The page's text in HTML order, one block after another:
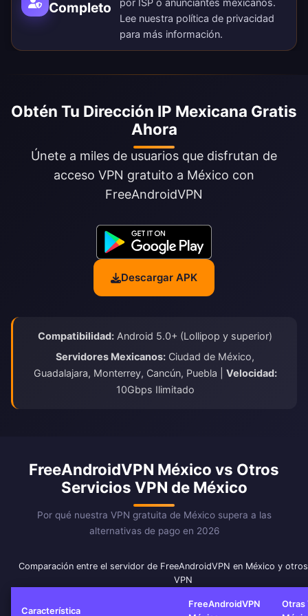
Completo
por ISP o anunciantes mexicanos.
Lee nuestra política de privacidad
para más información.
Obtén Tu Dirección IP Mexicana Gratis
Ahora
Únete a miles de usuarios que disfrutan de
acceso VPN gratuito a México con
FreeAndroidVPN
Descargar APK
Compatibilidad: Android 5.0+ (Lollipop y superior)
Servidores Mexicanos: Ciudad de México,
Guadalajara, Monterrey, Cancún, Puebla | Velocidad:
10Gbps Ilimitado
FreeAndroidVPN México vs Otros
Servicios VPN de México
Por qué nuestra VPN gratuita de México supera a las
alternativas de pago en 2026
Comparación entre el servidor de FreeAndroidVPN en México y
VPN
Característica
FreeAndroidVPN
Otras